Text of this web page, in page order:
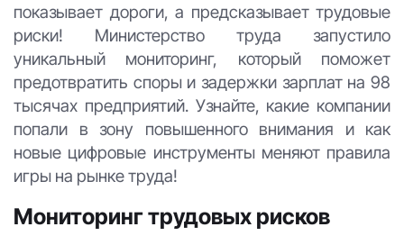
показывает дороги, а предсказывает трудовые
риски! Министерство труда запустило
уникальный мониторинг, который поможет
предотвратить споры и задержки зарплат на 98
тысячах предприятий. Узнайте, какие компании
попали в зону повышенного внимания и как
новые цифровые инструменты меняют правила
игры на рынке труда!
Мониторинг трудовых рисков